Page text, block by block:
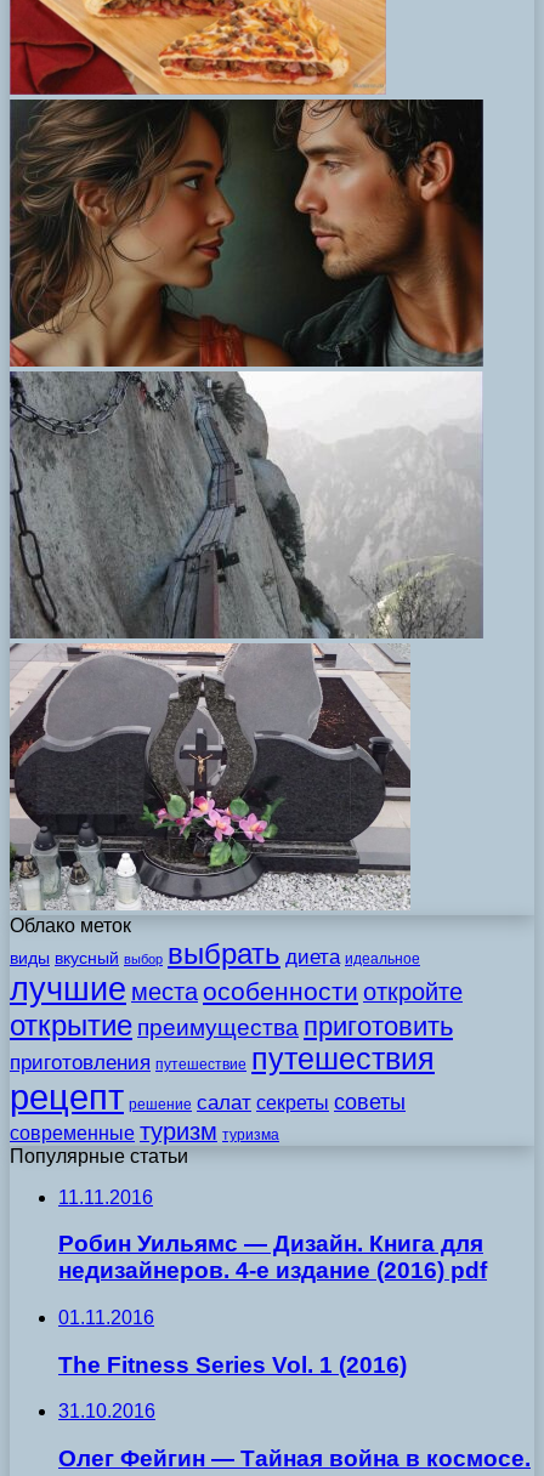
Облако меток
виды вкусный выбор выбрать диета идеальное
лучшие места особенности откройте
открытие преимущества приготовить
приготовления путешествие путешествия
рецепт решение салат секреты советы
современные туризм туризма
Популярные статьи
11.11.2016
Робин Уильямс — Дизайн. Книга для
недизайнеров. 4-е издание (2016) pdf
01.11.2016
The Fitness Series Vol. 1 (2016)
31.10.2016
Олег Фейгин — Тайная война в космосе.